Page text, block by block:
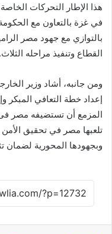
هذا الإطار التحركات
في غزة بالتعاون مع
بالتوازي مع جهود مصر
القطاع وتنفيذ مراحله الثلاث.
ومن جانبه، أشاد وزير
إعداد خطة التعافي المبكر
المزمع أن تستضيفه مصر فى
تلعبها مصر في تحقيق
وبجهودها المحورية لضمان